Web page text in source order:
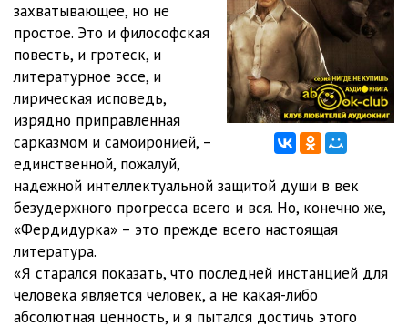
03_01_Poimka_s_polichnym_i_dalneyshee 20:22
03_02_Poimka_s_polichnym_i_dalneyshee 22:47
04_01_Predislovie_k_Filidoru_pripravlennomu_rebyachestvom
22:52
04_02_Predislovie_k_Filidoru_pripravlennomu_rebyachestvom
05_00_Filidor_pripravlennyy_rebyachestvom
06_00_Sovraschenie_i_dalneyshee_ponuzhdenie_k_molodosti
07_00_Lyubov
08_00_Kompot 33:32
09_01_Podsmatrivanie_i_dalneyshee_pogruzhenie_v_sovremennost
захватывающее, но не
простое. Это и философская
повесть, и гротеск, и
литературное эссе, и
лирическая исповедь,
изрядно приправленная
сарказмом и самоиронией, –
единственной, пожалуй,
надежной интеллектуальной защитой души в век
безудержного прогресса всего и вся. Но, конечно же,
«Фердидурка» – это прежде всего настоящая
литература.
«Я старался показать, что последней инстанцией для
человека является человек, а не какая-либо
абсолютная ценность, и я пытался достичь этого